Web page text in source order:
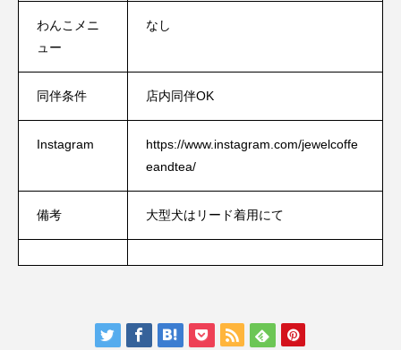
わんこメニ
ュー
なし
同伴条件 店内同伴OK
Instagram
https://www.instagram.com/jewelcoffe
eandtea/
備考 大型犬はリード着用にて